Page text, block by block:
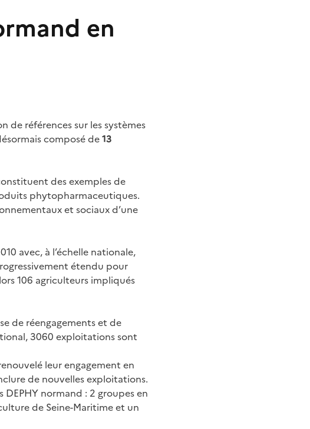
en
de références sur les systèmes
composé de13
des exemples de
phytopharmaceutiques.
et sociaux d’une
avec, à l’échelle nationale,
étendu pour
106 agriculteurs impliqués
de réengagements et de
3060 exploitations sont
leur engagement en
de nouvelles exploitations.
normand : 2 groupes en
de Seine-Maritime et un